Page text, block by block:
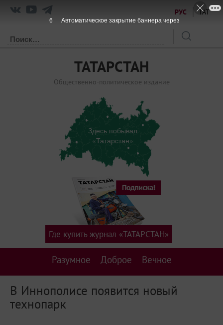
РУС ТАТ
ТАТАРСТАН
Общественно-политическое издание
Здесь побывал
«Татарстан»
Разумное Доброе Вечное
Где купить журнал «ТАТАРСТАН»
В Иннополисе появится новый
технопарк
6 Автоматическое закрытие баннера через